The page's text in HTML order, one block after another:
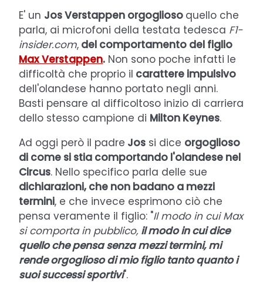
E' un Jos Verstappen orgoglioso quello che
parla, ai microfoni della testata tedesca F1-
insider.com, del comportamento del figlio
Max Verstappen. Non sono poche infatti le
difficoltà che proprio il carattere impulsivo
dell'olandese hanno portato negli anni.
Basti pensare al difficoltoso inizio di carriera
dello stesso campione di Milton Keynes.
Ad oggi però il padre Jos si dice orgoglioso
di come si stia comportando l'olandese nel
Circus. Nello specifico parla delle sue
dichiarazioni, che non badano a mezzi
termini, e che invece esprimono ciò che
pensa veramente il figlio: "Il modo in cui Max
si comporta in pubblico, il modo in cui dice
quello che pensa senza mezzi termini, mi
rende orgoglioso di mio figlio tanto quanto i
suoi successi sportivi".